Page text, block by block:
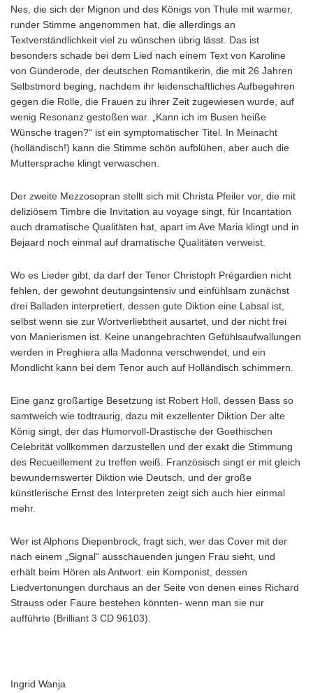
Nes, die sich der Mignon und des Königs von Thule mit warmer,
runder Stimme angenommen hat, die allerdings an
Textverständlichkeit viel zu wünschen übrig lässt. Das ist
besonders schade bei dem Lied nach einem Text von Karoline
von Günderode, der deutschen Romantikerin, die mit 26 Jahren
Selbstmord beging, nachdem ihr leidenschaftliches Aufbegehren
gegen die Rolle, die Frauen zu ihrer Zeit zugewiesen wurde, auf
wenig Resonanz gestoßen war. „Kann ich im Busen heiße
Wünsche tragen?“ ist ein symptomatischer Titel. In Meinacht
(holländisch!) kann die Stimme schön aufblühen, aber auch die
Muttersprache klingt verwaschen.
Der zweite Mezzosopran stellt sich mit Christa Pfeiler vor, die mit
deliziösem Timbre die Invitation au voyage singt, für Incantation
auch dramatische Qualitäten hat, apart im Ave Maria klingt und in
Bejaard noch einmal auf dramatische Qualitäten verweist.
Wo es Lieder gibt, da darf der Tenor Christoph Prégardien nicht
fehlen, der gewohnt deutungsintensiv und einfühlsam zunächst
drei Balladen interpretiert, dessen gute Diktion eine Labsal ist,
selbst wenn sie zur Wortverliebtheit ausartet, und der nicht frei
von Manierismen ist. Keine unangebrachten Gefühlsaufwallungen
werden in Preghiera alla Madonna verschwendet, und ein
Mondlicht kann bei dem Tenor auch auf Holländisch schimmern.
Eine ganz großartige Besetzung ist Robert Holl, dessen Bass so
samtweich wie todtraurig, dazu mit exzellenter Diktion Der alte
König singt, der das Humorvoll-Drastische der Goethischen
Celebrität vollkommen darzustellen und der exakt die Stimmung
des Recueillement zu treffen weiß. Französisch singt er mit gleich
bewundernswerter Diktion wie Deutsch, und der große
künstlerische Ernst des Interpreten zeigt sich auch hier einmal
mehr.
Wer ist Alphons Diepenbrock, fragt sich, wer das Cover mit der
nach einem „Signal“ ausschauenden jungen Frau sieht, und
erhält beim Hören als Antwort: ein Komponist, dessen
Liedvertonungen durchaus an der Seite von denen eines Richard
Strauss oder Faure bestehen könnten- wenn man sie nur
aufführte (Brilliant 3 CD 96103).
Ingrid Wanja